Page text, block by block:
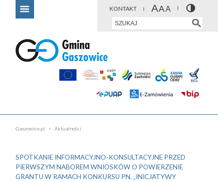
KONTAKT
Gaszowice.pl Aktualności
SPOTKANIE INFORMACYJNO-KONSULTACYJNE PRZED
PIERWSZYM NABOREM WNIOSKÓW O POWIERZENIE
GRANTU W RAMACH KONKURSU PN. „INICJATYWY